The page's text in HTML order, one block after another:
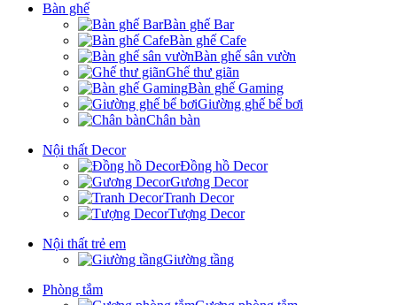
Bàn ghế
Bàn ghế Bar
Bàn ghế Cafe
Bàn ghế sân vườn
Ghế thư giãn
Bàn ghế Gaming
Giường ghế bể bơi
Chân bàn
Nội thất Decor
Đồng hồ Decor
Gương Decor
Tranh Decor
Tượng Decor
Nội thất trẻ em
Giường tầng
Phòng tắm